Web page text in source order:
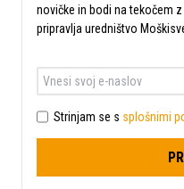
novičke in bodi na tekočem
pripravlja uredništvo
Strinjam se s splošnimi